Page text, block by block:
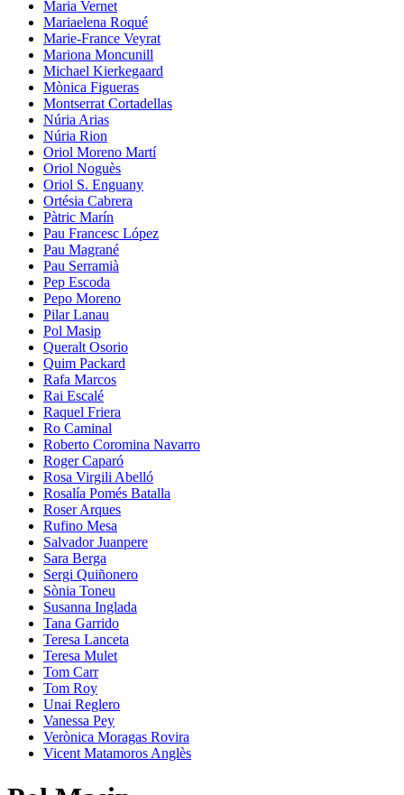
Maria Vernet
Mariaelena Roqué
Marie-France Veyrat
Mariona Moncunill
Michael Kierkegaard
Mònica Figueras
Montserrat Cortadellas
Núria Arias
Núria Rion
Oriol Moreno Martí
Oriol Noguès
Oriol S. Enguany
Ortésia Cabrera
Pàtric Marín
Pau Francesc López
Pau Magrané
Pau Serramià
Pep Escoda
Pepo Moreno
Pilar Lanau
Pol Masip
Queralt Osorio
Quim Packard
Rafa Marcos
Rai Escalé
Raquel Friera
Ro Caminal
Roberto Coromina Navarro
Roger Caparó
Rosa Virgili Abelló
Rosalía Pomés Batalla
Roser Arques
Rufino Mesa
Salvador Juanpere
Sara Berga
Sergi Quiñonero
Sònia Toneu
Susanna Inglada
Tana Garrido
Teresa Lanceta
Teresa Mulet
Tom Carr
Tom Roy
Unai Reglero
Vanessa Pey
Verònica Moragas Rovira
Vicent Matamoros Anglès